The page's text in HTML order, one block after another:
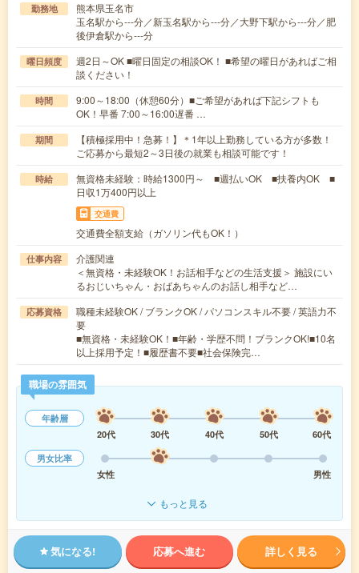
勤務地
熊本県玉名市
玉名駅から---分／新玉名駅から---分／大野下駅から---分／肥
後伊倉駅から---分
曜日頻度
週2日～OK ■曜日固定の相談OK！ ■希望の曜日があればご相
談ください！
時間
9:00～18:00（休憩60分）■ご希望があれば下記シフトも
OK！早番 7:00～16:00遅番 …
期間
【積極採用中！急募！】＊1年以上勤務している方が多数！
ご応募から最短2～3日後の就業も相談可能です！
時給
無資格未経験：時給1300円～ ■週払いOK ■扶養内OK ■
日収1万400円以上
交通費
交通費全額支給（ガソリン代もOK！）
仕事内容
介護関連
＜無資格・未経験OK！お話相手などの生活支援＞ 施設にい
るおじいちゃん・おばあちゃんのお話し相手など…
応募資格
職種未経験OK / ブランクOK / パソコンスキル不要 / 英語力不
要
■無資格・未経験OK！■年齢・学歴不問！ブランクOK!■10名
以上採用予定！■履歴書不要■社会保険完…
職場の雰囲気
年齢層
20代
30代 40代 50代
60代
男女比率
女性
男性
もっと見る
気になる! 応募へ進む 詳しく見る